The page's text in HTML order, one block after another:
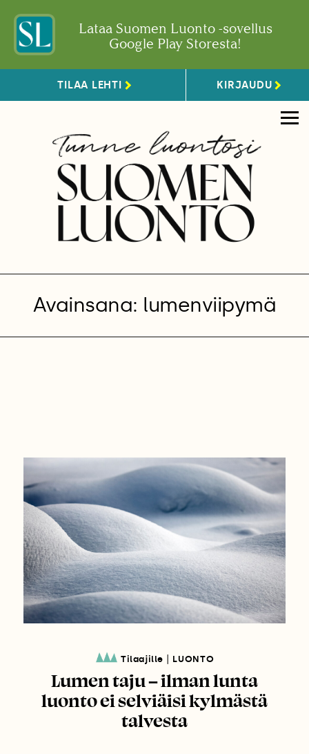
Lataa Suomen Luonto -sovellus
Google Play Storesta!
TILAA LEHTI KIRJAUDU
Avainsana: lumenviipymä
Tilaajille LUONTO
Lumen taju – ilman lunta
luonto ei selviäisi kylmästä
talvesta